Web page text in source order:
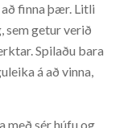
að finna þær. Litli
sem getur verið
Spilaðu bara
á að vinna,
með sér húfu og